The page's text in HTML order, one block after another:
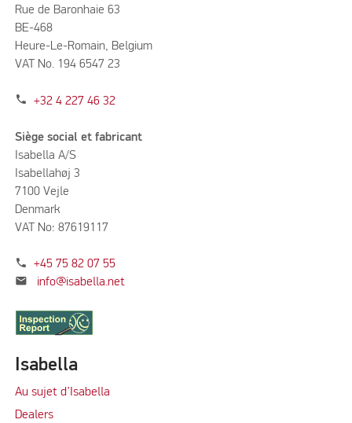
Rue de Baronhaie 63
BE-468
Heure-Le-Romain, Belgium
VAT No. 194 6547 23
phone +32 4 227 46 32
Siège social et fabricant
Isabella A/S
Isabellahøj 3
7100 Vejle
Denmark
VAT No: 87619117
phone +45 75 82 07 55
mail info@isabella.net
Isabella
Au sujet d’Isabella
Dealers